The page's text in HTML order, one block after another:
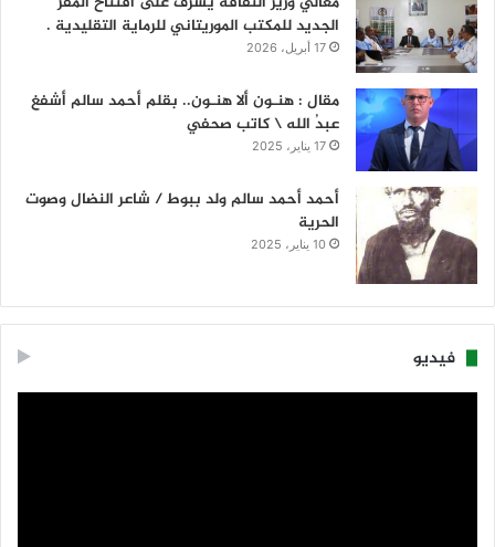
الجديد للمكتب الموريتاني للرماية التقليدية .
17 أبريل، 2026
مقال : هنـون ألا هنـون.. بقلم أحمد سالم أشفغ
عبدُ الله \ كاتب صحفي
17 يناير، 2025
أحمد أحمد سالم ولد ببوط / شاعر النضال وصوت
الحرية
10 يناير، 2025
فيديو